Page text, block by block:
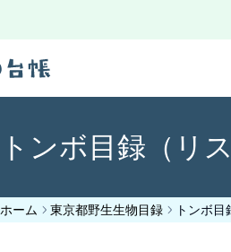
トンボ目録（リス
ホーム 東京都野生生物目録 トンボ目